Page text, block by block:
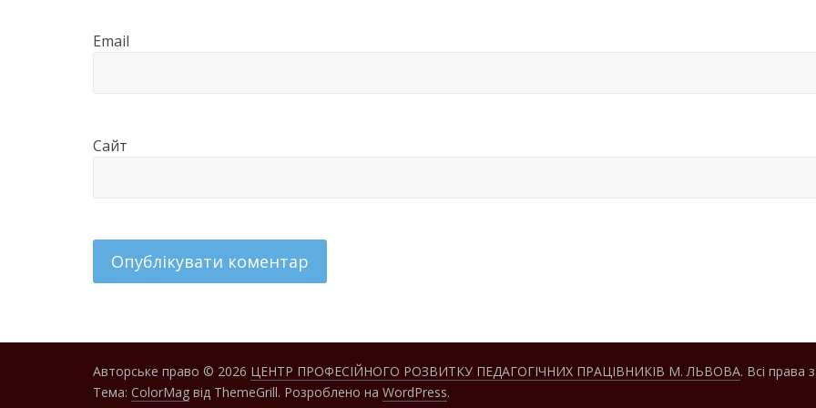
Email
Сайт
Авторське право © 2026 ЦЕНТР ПРОФЕСІЙНОГО РОЗВИТКУ ПЕДАГОГІЧНИХ ПРАЦІВНИКІВ М. ЛЬВОВА. Всі права
Тема: ColorMag від ThemeGrill. Розроблено на WordPress.